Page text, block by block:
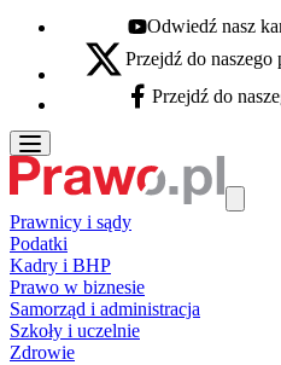
Youtube - otwiera się w
Odwiedź nasz
X - otwiera się w nowej karcie
Przejdź do
Facebook - otwiera się w
Przejdź do
Prawnicy i sądy
Podatki
Kadry i BHP
Prawo w biznesie
Samorząd i administracja
Szkoły i uczelnie
Zdrowie